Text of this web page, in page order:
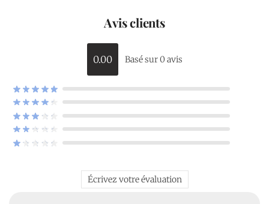
Avis clients
0.00 Basé sur 0 avis
Écrivez votre évaluation